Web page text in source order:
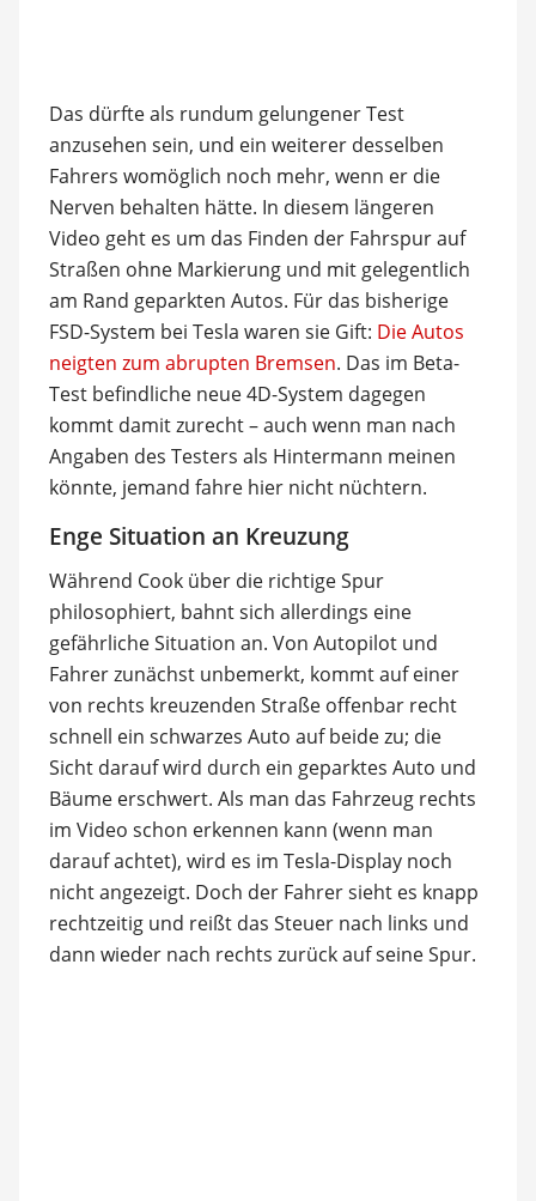
Das dürfte als rundum gelungener Test
anzusehen sein, und ein weiterer desselben
Fahrers womöglich noch mehr, wenn er die
Nerven behalten hätte. In diesem längeren
Video geht es um das Finden der Fahrspur auf
Straßen ohne Markierung und mit gelegentlich
am Rand geparkten Autos. Für das bisherige
FSD-System bei Tesla waren sie Gift: Die Autos
neigten zum abrupten Bremsen. Das im Beta-
Test befindliche neue 4D-System dagegen
kommt damit zurecht – auch wenn man nach
Angaben des Testers als Hintermann meinen
könnte, jemand fahre hier nicht nüchtern.
Enge Situation an Kreuzung
Während Cook über die richtige Spur
philosophiert, bahnt sich allerdings eine
gefährliche Situation an. Von Autopilot und
Fahrer zunächst unbemerkt, kommt auf einer
von rechts kreuzenden Straße offenbar recht
schnell ein schwarzes Auto auf beide zu; die
Sicht darauf wird durch ein geparktes Auto und
Bäume erschwert. Als man das Fahrzeug rechts
im Video schon erkennen kann (wenn man
darauf achtet), wird es im Tesla-Display noch
nicht angezeigt. Doch der Fahrer sieht es knapp
rechtzeitig und reißt das Steuer nach links und
dann wieder nach rechts zurück auf seine Spur.